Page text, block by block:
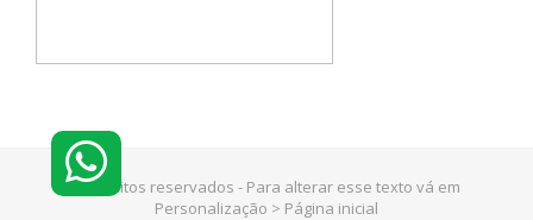
© Direitos reservados - Para alterar esse texto vá em
Personalização > Página inicial